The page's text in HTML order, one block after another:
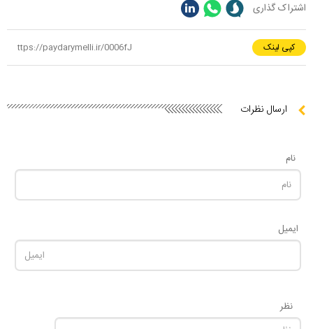
اشتراک گذاری
کپی لینک
ارسال نظرات
نام
ایمیل
نظر